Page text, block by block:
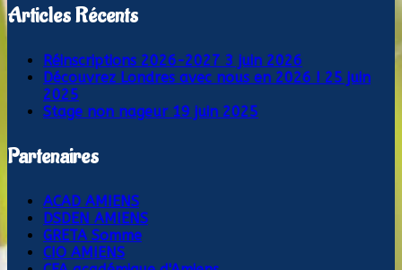
Articles Récents
Réinscriptions 2026-2027 3 juin 2026
Découvrez Londres avec nous en 2026 ! 25 juin
2025
Stage non nageur 19 juin 2025
Partenaires
ACAD AMIENS
DSDEN AMIENS
GRETA Somme
CIO AMIENS